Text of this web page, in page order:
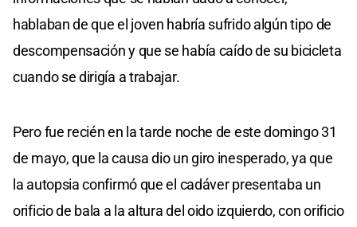
hablaban de que el joven habría sufrido algún tipo de
descompensación y que se había caído de su bicicleta
cuando se dirigía a trabajar.
Pero fue recién en la tarde noche de este domingo 31
de mayo, que la causa dio un giro inesperado, ya que
la autopsia confirmó que el cadáver presentaba un
orificio de bala a la altura del oido izquierdo, con orificio